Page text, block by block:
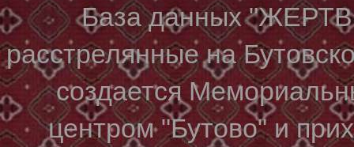
База данных
расстрелянные на
создается
центром "Бутово" и